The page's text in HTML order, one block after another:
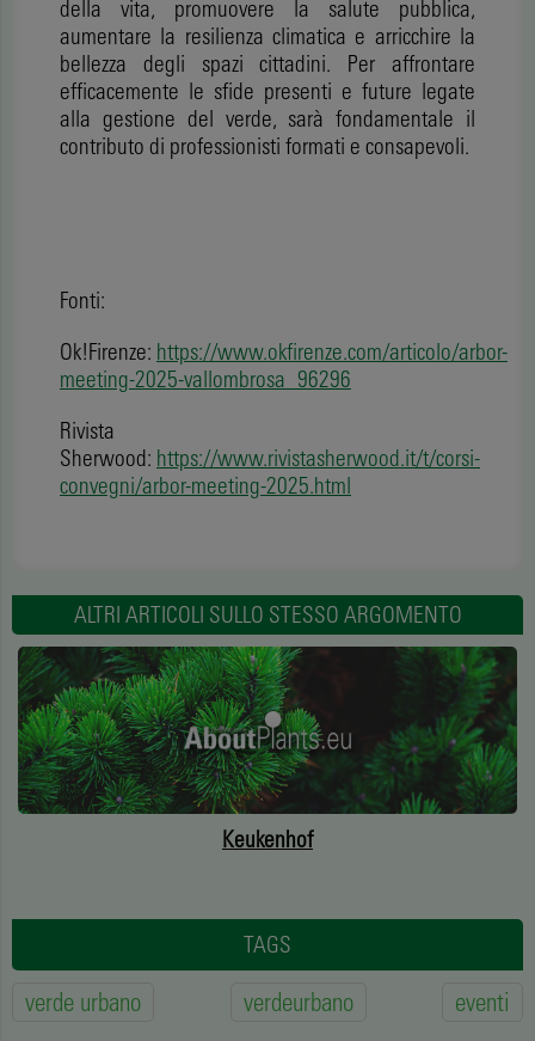
della vita, promuovere la salute pubblica,
aumentare la resilienza climatica e arricchire la
bellezza degli spazi cittadini. Per affrontare
efficacemente le sfide presenti e future legate
alla gestione del verde, sarà fondamentale il
contributo di professionisti formati e consapevoli.
Fonti:
Ok!Firenze: https://www.okfirenze.com/articolo/arbor-
meeting-2025-vallombrosa_96296
Rivista
Sherwood: https://www.rivistasherwood.it/t/corsi-
convegni/arbor-meeting-2025.html
ALTRI ARTICOLI SULLO STESSO ARGOMENTO
Keukenhof
TAGS
verde urbano verdeurbano eventi